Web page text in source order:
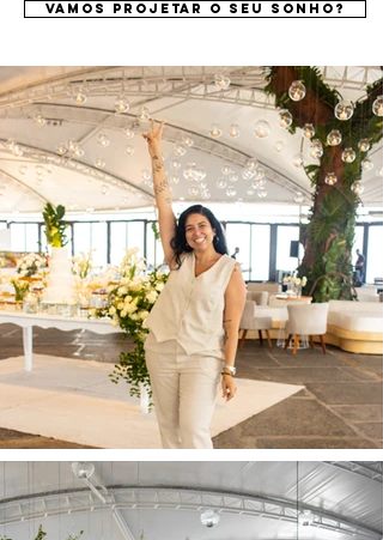
vamos projetar o seu sonho?